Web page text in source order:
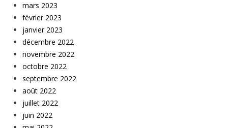
mars 2023
février 2023
janvier 2023
décembre 2022
novembre 2022
octobre 2022
septembre 2022
août 2022
juillet 2022
juin 2022